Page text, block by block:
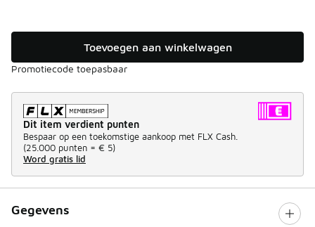
Toevoegen aan winkelwagen
Promotiecode toepasbaar
Dit item verdient punten
Bespaar op een toekomstige aankoop met FLX Cash.
(25.000 punten = € 5)
Word gratis lid
Gegevens